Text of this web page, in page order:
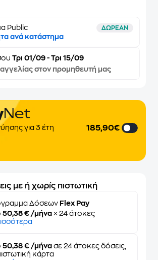
Public ΔΩΡΕΑΝ
ανά κατάστημα
Τρι 01/09 - Τρι 15/09
στον προμηθευτή μας
για 3 έτη 185,90€
με ή χωρίς πιστωτική
Δόσεων Flex Pay
50,38 € /μήνα × 24 άτοκες
50,38 € /μήνα σε 24 άτοκες δόσεις,
κάρτα